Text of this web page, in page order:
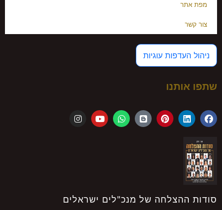
מפת אתר
צור קשר
ניהול העדפות עוגיות
שתפו אותנו
סודות ההצלחה של מנכ"לים ישראלים